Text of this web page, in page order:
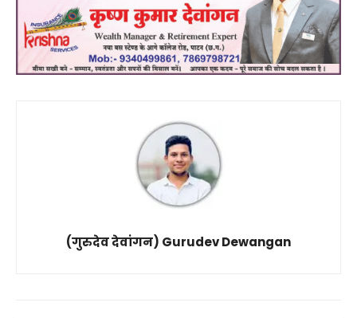
(गुरुदेव देवांगन) Gurudev Dewangan